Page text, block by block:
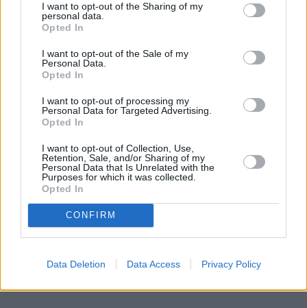
I want to opt-out of the Sharing of my
personal data.
Opted In
I want to opt-out of the Sale of my
Personal Data.
Opted In
I want to opt-out of processing my
Personal Data for Targeted Advertising.
Opted In
I want to opt-out of Collection, Use,
Retention, Sale, and/or Sharing of my
Personal Data that Is Unrelated with the
Purposes for which it was collected.
Opted In
CONFIRM
Data Deletion Data Access Privacy Policy
regenerację. 5 kroków, które zwrócą jej
blask i komfort
Lato rozpieszcza ciepłymi dniami, długimi
wieczorami i wakacyjnymi wyjazdami, ale nasza
Złocista opalenizna dodaje jej uroku, ale tygodnie
spędzone na słońcu, w klimatyzowanych
mogą odbić się na jej kondycji. Dlatego po
wakacjach warto postawić na pielęgnację, która
nie kończy się na samym nawilżeniu. Sprawdzamy,
jak pięć kosmetyków z linii Neuro Adapt marki
Clochee może pomóc skórze odzyskać równowagę.
Czytaj całość